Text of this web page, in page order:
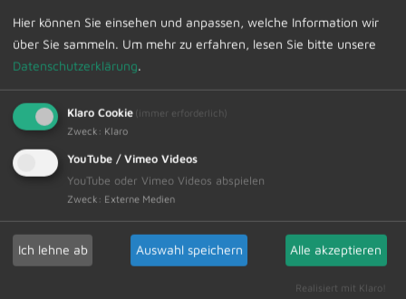
13.01.2023 Amtliche Bekanntmachungen
Schneller Kontakt bei allen Fragen
Markt Dietmannsried
Rathausplatz 3
87463 Dietmannsried
Hier können Sie einsehen und anpassen, welche Information wir
über Sie sammeln. Um mehr zu erfahren, lesen Sie bitte unsere
Datenschutzerklärung.
Klaro Cookie (immer erforderlich)
Zweck : Klaro
YouTube / Vimeo Videos
YouTube oder Vimeo Videos abspielen
Zweck : Externe Medien
Ich lehne ab Auswahl speichern Alle akzeptieren
Realisiert mit Klaro!